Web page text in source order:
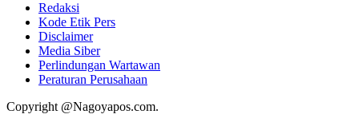
Redaksi
Kode Etik Pers
Disclaimer
Media Siber
Perlindungan Wartawan
Peraturan Perusahaan
Copyright @Nagoyapos.com.